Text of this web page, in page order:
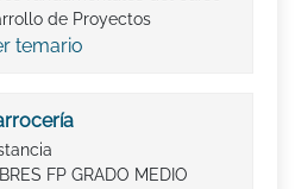
de Proyectos
temario
FP GRADO MEDIO